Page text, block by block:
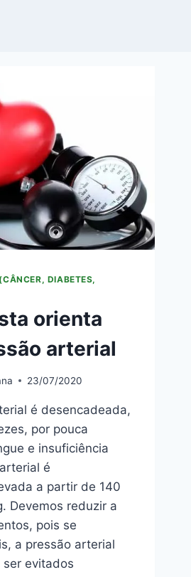
DIABETES,
orienta
arterial
23/07/2020
é desencadeada,
por pouca
e insuficiência
é
a partir de 140
Devemos reduzir a
pois se
a pressão arterial
ser evitados